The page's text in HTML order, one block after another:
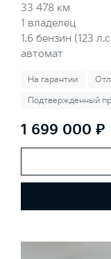
33 478 км
1 владелец
1.6 бензин (123
автомат
На гарантии
Подтвержденный
1 699 000 ₽